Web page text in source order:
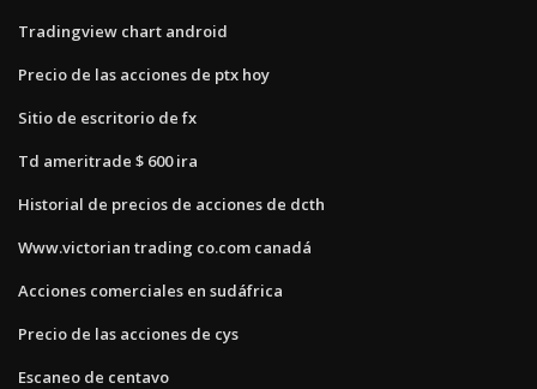
Tradingview chart android
Precio de las acciones de ptx hoy
Sitio de escritorio de fx
Td ameritrade $ 600 ira
Historial de precios de acciones de dcth
Www.victorian trading co.com canadá
Acciones comerciales en sudáfrica
Precio de las acciones de cys
Escaneo de centavo